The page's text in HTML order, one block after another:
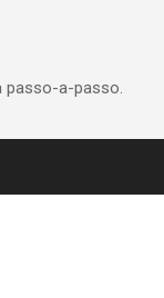
passo-a-passo.